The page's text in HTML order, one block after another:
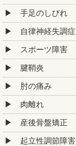
手足のしびれ
自律神経失調症
スポーツ障害
腱鞘炎
肘の痛み
肉離れ
産後骨盤矯正
起立性調節障害